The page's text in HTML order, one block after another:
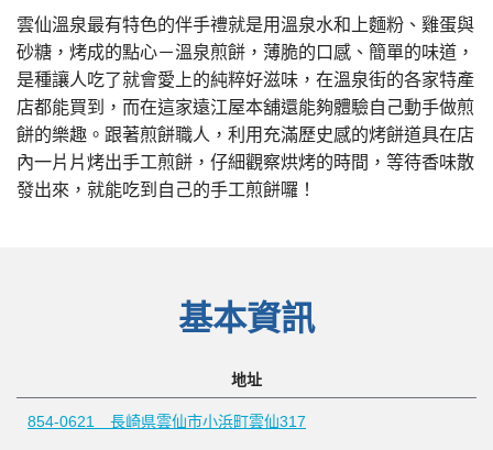
雲仙溫泉最有特色的伴手禮就是用溫泉水和上麵粉、雞蛋與
砂糖，烤成的點心－溫泉煎餅，薄脆的口感、簡單的味道，
是種讓人吃了就會愛上的純粹好滋味，在溫泉街的各家特產
店都能買到，而在這家遠江屋本舖還能夠體驗自己動手做煎
餅的樂趣。跟著煎餅職人，利用充滿歷史感的烤餅道具在店
內一片片烤出手工煎餅，仔細觀察烘烤的時間，等待香味散
發出來，就能吃到自己的手工煎餅囉！
基本資訊
地址
854-0621 長崎県雲仙市小浜町雲仙317